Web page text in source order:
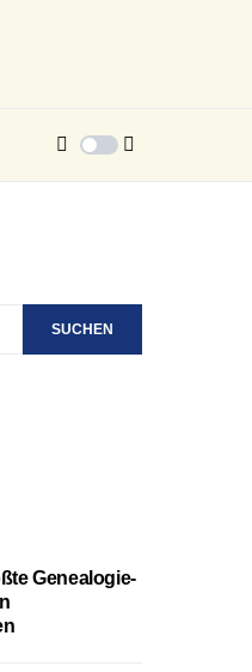
SUCHEN
Genealogie-